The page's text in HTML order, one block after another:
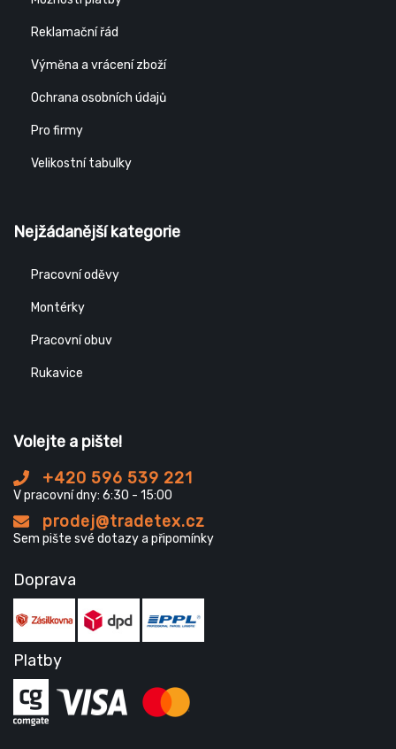
Reklamační řád
Výměna a vrácení zboží
Ochrana osobních údajů
Pro firmy
Velikostní tabulky
Nejžádanější kategorie
Pracovní oděvy
Montérky
Pracovní obuv
Rukavice
Volejte a pište!
+420 596 539 221
V pracovní dny: 6:30 - 15:00
prodej@tradetex.cz
Sem pište své dotazy a připomínky
Doprava
Platby